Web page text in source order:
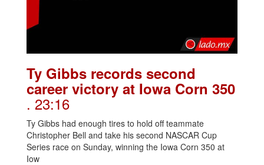
Ty Gibbs records second
career victory at Iowa Corn 350
. 23:16
Ty Gibbs had enough tires to hold off teammate
Christopher Bell and take his second NASCAR Cup
Series race on Sunday, winning the Iowa Corn 350 at
Iow